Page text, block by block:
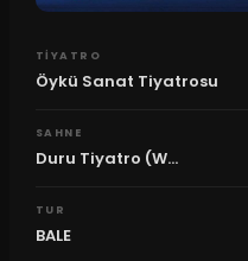
TIYATRO
Öykü Sanat Tiyatrosu
SAHNE
Duru Tiyatro (W...
TUR
BALE